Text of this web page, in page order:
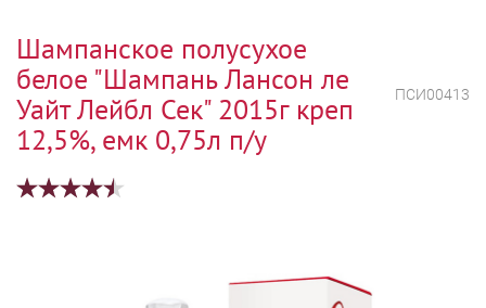
Наша команда
关于我们
Пиво и слабоалк. напитки
Ликер
Прочие алкогольные напитки
Продукты, Посуда, Аксессуары
Шампанское полусухое
белое "Шампань Лансон ле
Уайт Лейбл Сек" 2015г креп
12,5%, емк 0,75л п/у
ПСИ00413